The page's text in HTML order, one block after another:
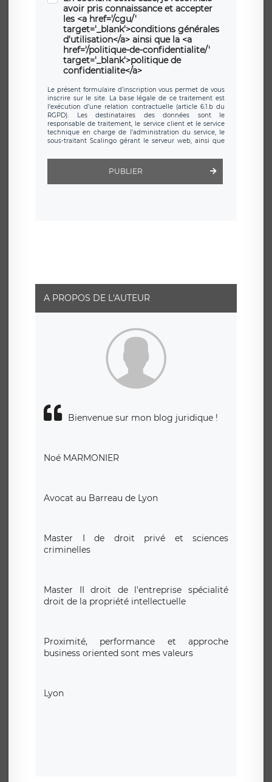
avoir pris connaissance et accepter
les <a href='/cgu/'
target='_blank'>conditions générales
d'utilisation</a> ainsi que la <a
href='/politique-de-confidentialite/'
target='_blank'>politique de
confidentialite</a>
Le présent formulaire d’inscription vous permet de vous
inscrire sur le site. La base légale de ce traitement est
l’exécution d’une relation contractuelle (article 6.1.b du
RGPD). Les destinataires des données sont le
responsable de traitement, le service client et le service
technique en charge de l’administration du service, le
sous-traitant Scalingo gérant le serveur web, ainsi que
d’inscription est hébergé sur un serveur hébergé par
clauses de
protection conformes au RGPD
. Les données collectées
sont conservées jusqu’à ce que l’Internaute en sollicite la
rue Léopold Sédar Senghor, joignable à l’adresse mail :
responsabledetraitement@legavox.fr. Vous avez
également le droit d’introduire une réclamation auprès
d’une autorité de contrôle.
PUBLIER
A PROPOS DE L'AUTEUR
Bienvenue sur mon blog juridique !
Noé MARMONIER
Avocat au Barreau de Lyon
Master I de droit privé et sciences
criminelles
Master II droit de l'entreprise spécialité
droit de la propriété intellectuelle
Proximité, performance et approche
business oriented sont mes valeurs
Lyon